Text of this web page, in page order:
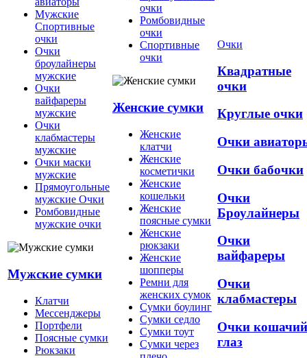
Мужские
Спортивные
очки
Очки
броулайнеры
мужские
Очки
вайфареры
мужские
Очки
клабмастеры
мужские
Очки маски
мужские
Прямоугольные
мужские Очки
Ромбовидные
мужские очки
Мужские сумки
Клатчи
Мессенджеры
Портфели
Поясные сумки
Рюкзаки
очки
Ромбовидные
очки
Спортивные
очки
Женские сумки
Женские
клатчи
Женские
косметички
Женские
кошельки
Женские
поясные сумки
Женские
рюкзаки
Женские
шопперы
Ремни для
женских сумок
Сумки боулинг
Сумки седло
Сумки тоут
Сумки через
Очки
Квадратные
очки
Круглые очки
Очки
Очки бабочки
Очки
Броулайнеры
Очки
вайфареры
Очки
клабмастеры
Очки кошачий
глаз